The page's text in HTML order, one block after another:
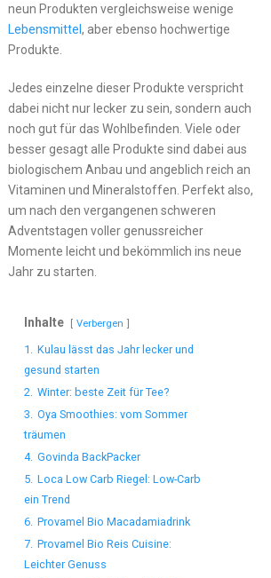
neun Produkten vergleichsweise wenige
Lebensmittel, aber ebenso hochwertige
Produkte.
Jedes einzelne dieser Produkte verspricht
dabei nicht nur lecker zu sein, sondern auch
noch gut für das Wohlbefinden. Viele oder
besser gesagt alle Produkte sind dabei aus
biologischem Anbau und angeblich reich an
Vitaminen und Mineralstoffen. Perfekt also,
um nach den vergangenen schweren
Adventstagen voller genussreicher
Momente leicht und bekömmlich ins neue
Jahr zu starten.
Inhalte Verbergen
1.
Kulau lässt das Jahr lecker und
gesund starten
2. Winter: beste Zeit für Tee?
3. Oya Smoothies: vom Sommer
träumen
4. Govinda BackPacker
5. Loca Low Carb Riegel: Low-Carb
ein Trend
6. Provamel Bio Macadamiadrink
7. Provamel Bio Reis Cuisine:
Leichter Genuss